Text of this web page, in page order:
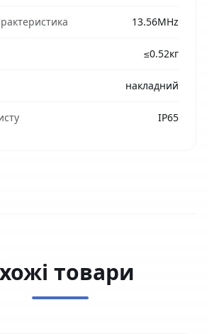
13.56MHz
≤0.52кг
накладний
IP65
товари